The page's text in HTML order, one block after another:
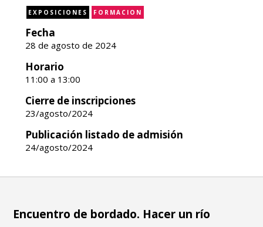
EXPOSICIONES FORMACION
Fecha
28 de agosto de 2024
Horario
11:00 a 13:00
Cierre de inscripciones
23/agosto/2024
Publicación listado de admisión
24/agosto/2024
Encuentro de bordado. Hacer un río